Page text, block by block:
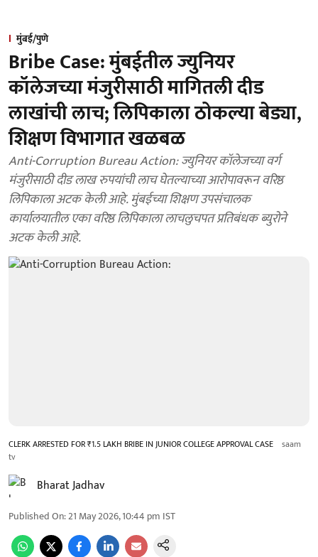
मुंबई/पुणे
Bribe Case: मुंबईतील ज्युनियर
कॉलेजच्या मंजुरीसाठी मागितली दीड
लाखांची लाच; लिपिकाला ठोकल्या बेड्या,
शिक्षण विभागात खळबळ
Anti-Corruption Bureau Action: ज्युनियर कॉलेजच्या वर्ग
मंजुरीसाठी दीड लाख रुपयांची लाच घेतल्याच्या आरोपावरून वरिष्ठ
लिपिकाला अटक केली आहे. मुंबईच्या शिक्षण उपसंचालक
कार्यालयातील एका वरिष्ठ लिपिकाला लाचलुचपत प्रतिबंधक ब्युरोने
अटक केली आहे.
CLERK ARRESTED FOR ₹1.5 LAKH BRIBE IN JUNIOR COLLEGE APPROVAL CASE saam
tv
Bharat Jadhav
Published On:21 May 2026, 10:44 pm IST